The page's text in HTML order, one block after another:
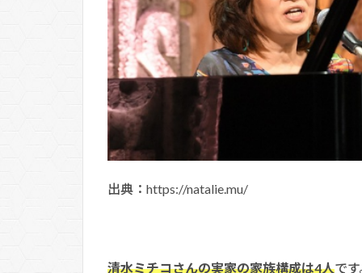
出典：https://natalie.mu/
清水ミチコさんの実家の家族構成は4人で